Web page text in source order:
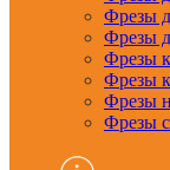
Фрезы
Фрезы
Фрезы
Фрезы
Фрезы
Фрезы